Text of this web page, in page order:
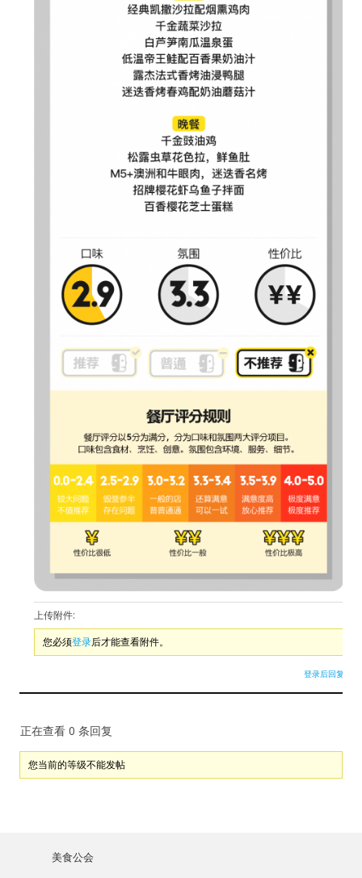
上传附件:
您必须登录后才能查看附件。
登录后回复
正在查看 0 条回复
您当前的等级不能发帖
美食公会